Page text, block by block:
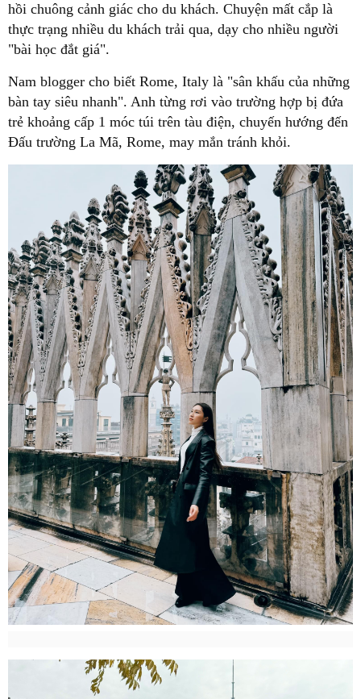
hồi chuông cảnh giác cho du khách. Chuyện mất cắp là
thực trạng nhiều du khách trải qua, dạy cho nhiều người
"bài học đắt giá".
Nam blogger cho biết Rome, Italy là "sân khấu của những
bàn tay siêu nhanh". Anh từng rơi vào trường hợp bị đứa
trẻ khoảng cấp 1 móc túi trên tàu điện, chuyến hướng đến
Đấu trường La Mã, Rome, may mắn tránh khỏi.